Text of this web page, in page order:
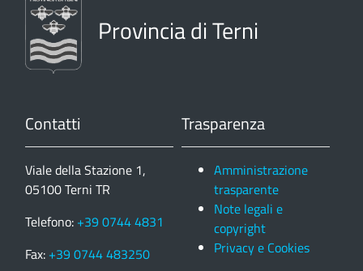
Provincia di Terni
Contatti
Viale della Stazione 1,
05100 Terni TR
Telefono: +39 0744 4831
Fax: +39 0744 483250
Trasparenza
Amministrazione
trasparente
Note legali e
copyright
Privacy e Cookies